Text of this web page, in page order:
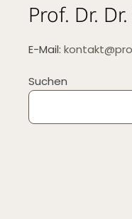
Prof. Dr.
E-Mail:
Suchen